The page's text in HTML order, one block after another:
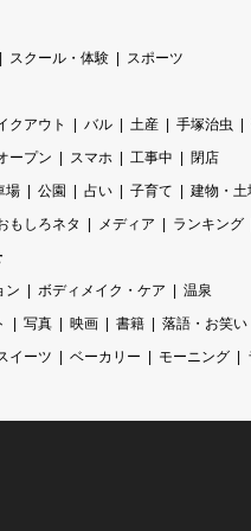
スクール・体験
スポーツ
クアウト バル 土産 手塚治虫
ープン スマホ 工事中
閉店
場 公園 占い 子育て 建物・土
もしろネタ メディア ランキング
ン ボディメイク・ケア
温泉
写真 映画 書籍 落語・お笑い
イーツ ベーカリー モーニング